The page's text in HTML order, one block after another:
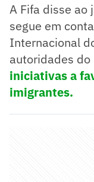
A Fifa disse ao
segue em
Internacional
autoridades do
iniciativas a
imigrantes.